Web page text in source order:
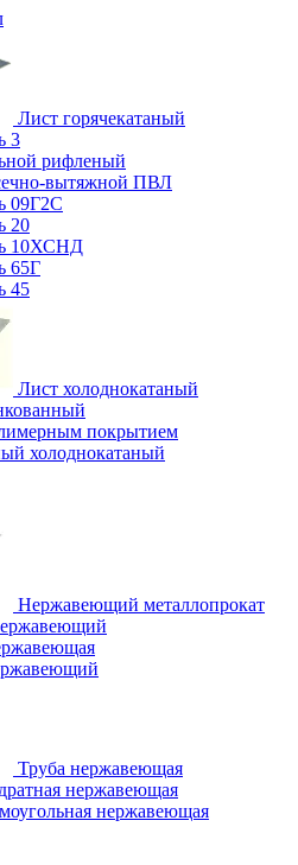
Лист горячекатаный
3
рифленый
вытяжной ПВЛ
09Г2С
20
10ХСНД
65Г
45
Лист холоднокатаный
покрытием
холоднокатаный
Нержавеющий металлопрокат
Труба нержавеющая
нержавеющая
нержавеющая